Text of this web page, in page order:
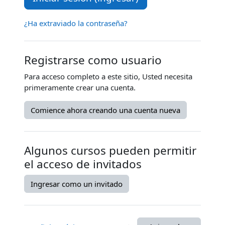
¿Ha extraviado la contraseña?
Registrarse como usuario
Para acceso completo a este sitio, Usted necesita
primeramente crear una cuenta.
Comience ahora creando una cuenta nueva
Algunos cursos pueden permitir
el acceso de invitados
Ingresar como un invitado